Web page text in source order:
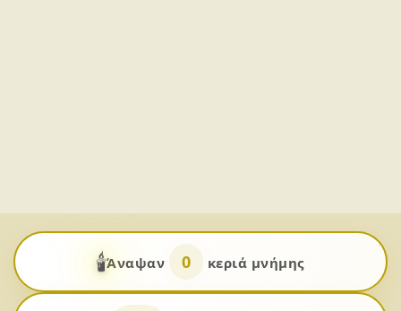
🕯️Άναψαν 0 κεριά μνήμης